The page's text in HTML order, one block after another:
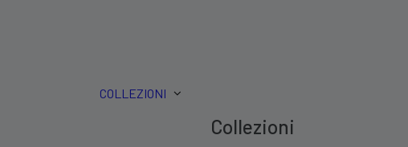
COLLEZIONI
Collezioni